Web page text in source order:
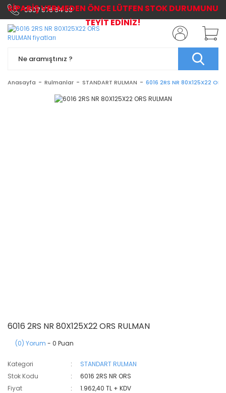
0507 576 64 03
Anasayfa Rulmanlar STANDART RULMAN 6016 2RS NR 80X125X22
6016 2RS NR 80X125X22 ORS RULMAN
(0) Yorum - 0 Puan
Kategori
STANDART RULMAN
Stok Kodu
6016 2RS NR ORS
Fiyat
1.962,40 TL + KDV
SİPARİŞ VERMEDEN ÖNCE LÜTFEN STOK DURUMUNU
TEYİT EDİNİZ!